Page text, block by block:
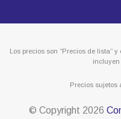
Los precios son “Precios de lista”
incluyen
Precios sujetos
© Copyright 2026